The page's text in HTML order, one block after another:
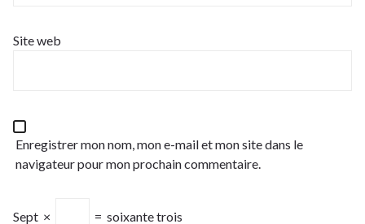
Site web
Enregistrer mon nom, mon e-mail et mon site dans le
navigateur pour mon prochain commentaire.
Sept × = soixante trois